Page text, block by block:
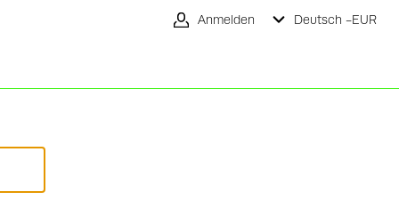
Anmelden Deutsch -EUR